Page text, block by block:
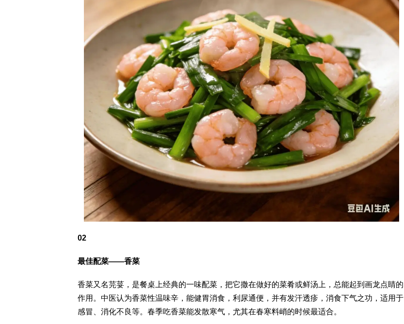
02
最佳配菜——香菜
香菜又名芫荽，是餐桌上经典的一味配菜，把它撒在做好的菜肴或鲜汤上，总能起到画龙点睛的
作用。中医认为香菜性温味辛，能健胃消食，利尿通便，并有发汗透疹，消食下气之功，适用于
感冒、消化不良等。春季吃香菜能发散寒气，尤其在春寒料峭的时候最适合。